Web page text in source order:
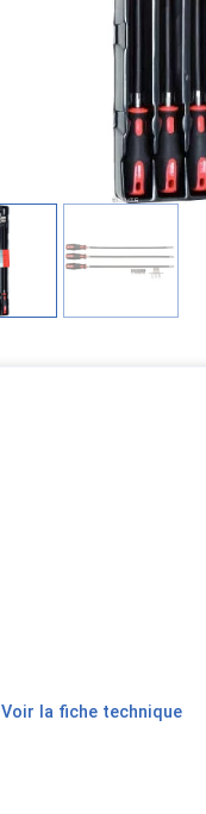
Voir la fiche technique